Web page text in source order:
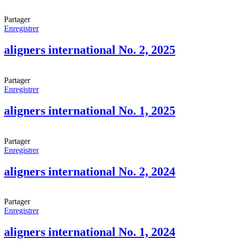
Partager
Enregistrer
aligners international No. 2, 2025
Partager
Enregistrer
aligners international No. 1, 2025
Partager
Enregistrer
aligners international No. 2, 2024
Partager
Enregistrer
aligners international No. 1, 2024